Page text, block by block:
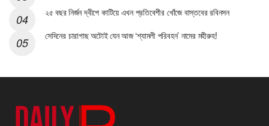
২৫ বছর নির্জন দ্বীপে কাটিয়ে এখন প্রতিবেশীর খোঁজে বাস্তবের রবিনসন
সেদিনের চারাগাছ অটোই যেন আজ ‘শ্যামলী পরিবহন’ নামের মহীরুহ!